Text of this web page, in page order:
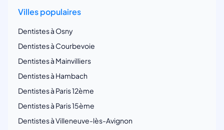
Villes populaires
Dentistes à Osny
Dentistes à Courbevoie
Dentistes à Mainvilliers
Dentistes à Hambach
Dentistes à Paris 12ème
Dentistes à Paris 15ème
Dentistes à Villeneuve-lès-Avignon